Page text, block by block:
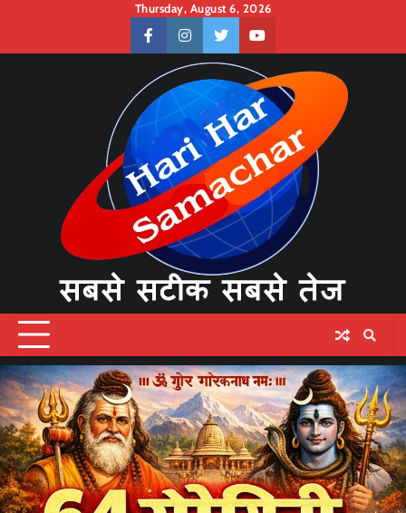
content
Thursday, August 6, 2026
facebookinstagramtwitteryoutube